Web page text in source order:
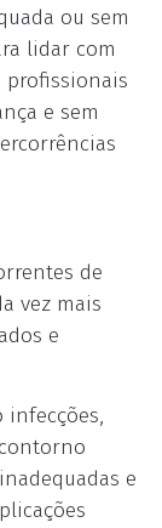
ou sem
lidar com
profissionais
e sem
de
vez mais
e
infecções,
e